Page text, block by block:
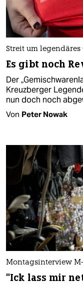
Streit um legendäres
Es gibt noch
Der
Kreuzberger
nun doch noch
Von Peter Nowak
Montagsinterview
"Ick lass mir